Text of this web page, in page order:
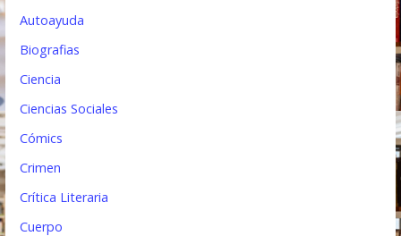
d
a
Autoayuda
Biografias
Ciencia
Ciencias Sociales
Cómics
Crimen
Crítica Literaria
Cuerpo